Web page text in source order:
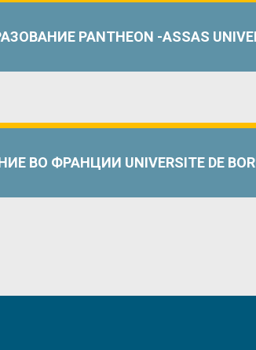
PANTHEON -ASSAS
ВО ФРАНЦИИ UNIVERSITE DE